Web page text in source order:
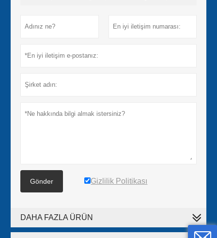
Gönder Gizlilik Politikası
DAHA FAZLA ÜRÜN